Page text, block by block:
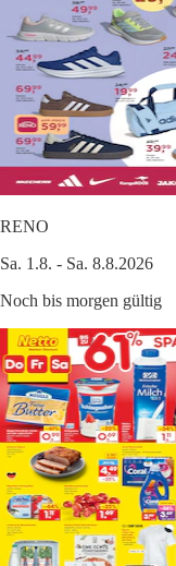
RENO
Sa. 1.8. - Sa. 8.8.2026
Noch bis morgen gültig